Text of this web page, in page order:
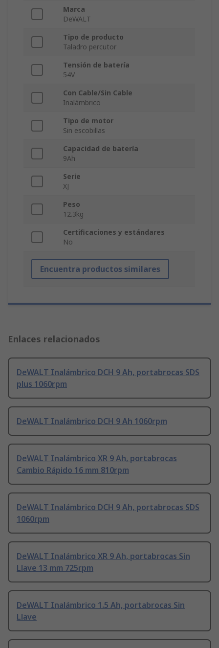
Marca
DeWALT
Tipo de producto
Taladro percutor
Tensión de batería
54V
Con Cable/Sin Cable
Inalámbrico
Tipo de motor
Sin escobillas
Capacidad de batería
9Ah
Serie
XJ
Peso
12.3kg
Certificaciones y estándares
No
Encuentra productos similares
Enlaces relacionados
DeWALT Inalámbrico DCH 9 Ah, portabrocas SDS
plus 1060rpm
DeWALT Inalámbrico DCH 9 Ah 1060rpm
DeWALT Inalámbrico XR 9 Ah, portabrocas
Cambio Rápido 16 mm 810rpm
DeWALT Inalámbrico DCH 9 Ah, portabrocas SDS
1060rpm
DeWALT Inalámbrico XR 9 Ah, portabrocas Sin
Llave 13 mm 725rpm
DeWALT Inalámbrico 1.5 Ah, portabrocas Sin
Llave